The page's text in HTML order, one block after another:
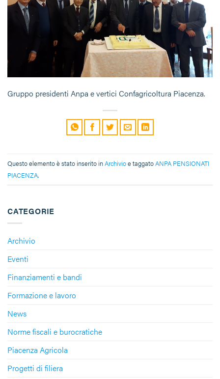
CATEGORIE
Archivio
Eventi
Finanziamenti e bandi
Formazione e lavoro
News
Norme fiscali e burocratiche
Piacenza Agricola
Progetti di filiera
Gruppo presidenti Anpa e vertici Confagricoltura Piacenza.
Questo elemento è stato inserito inArchivioe taggatoANPA PENSIONATI
PIACENZA.